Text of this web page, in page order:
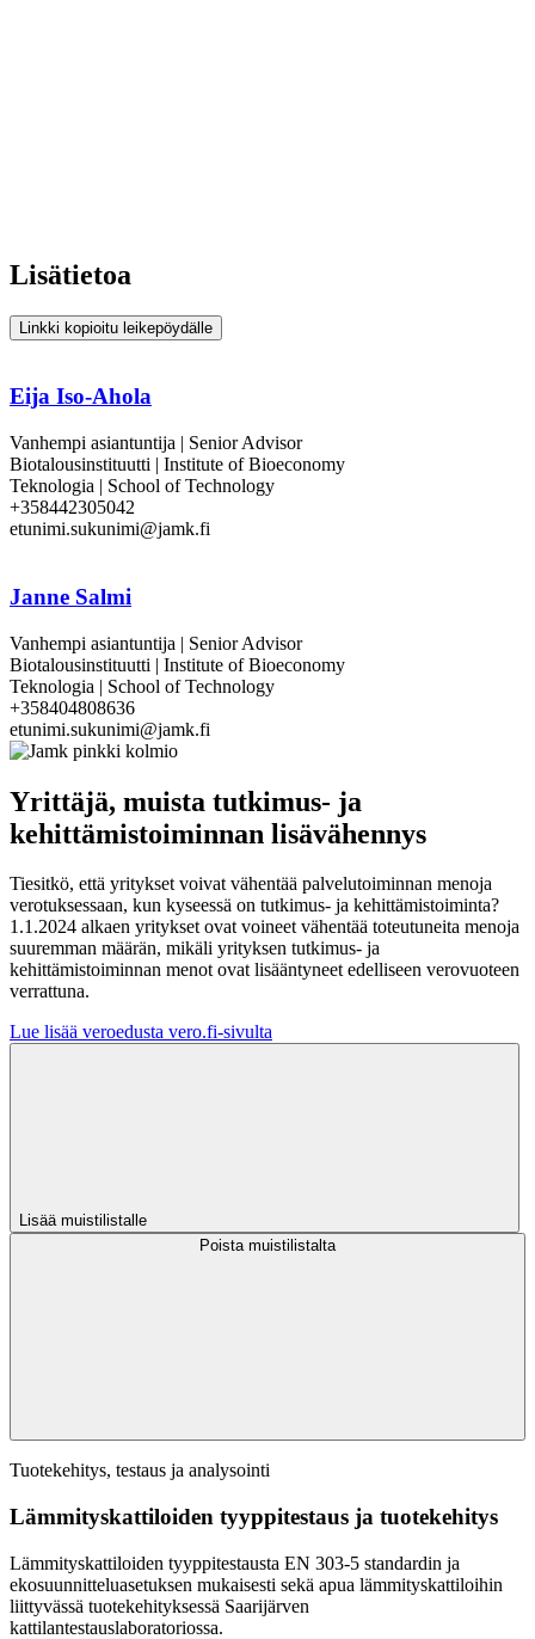
Lisätietoa
Linkki kopioitu leikepöydälle
Eija Iso-Ahola
Vanhempi asiantuntija | Senior Advisor
Biotalousinstituutti | Institute of Bioeconomy
Teknologia | School of Technology
+358442305042
etunimi.sukunimi@jamk.fi
Janne Salmi
Vanhempi asiantuntija | Senior Advisor
Biotalousinstituutti | Institute of Bioeconomy
Teknologia | School of Technology
+358404808636
etunimi.sukunimi@jamk.fi
Yrittäjä, muista tutkimus- ja
kehittämistoiminnan lisävähennys
Tiesitkö, että yritykset voivat vähentää palvelutoiminnan menoja
verotuksessaan, kun kyseessä on tutkimus- ja kehittämistoiminta?
1.1.2024 alkaen yritykset ovat voineet vähentää toteutuneita menoja
suuremman määrän, mikäli yrityksen tutkimus- ja
kehittämistoiminnan menot ovat lisääntyneet edelliseen verovuoteen
verrattuna.
Lue lisää veroedusta vero.fi-sivulta
Lisää muistilistalle
Poista muistilistalta
Tuotekehitys, testaus ja analysointi
Lämmityskattiloiden tyyppitestaus ja tuotekehitys
Lämmityskattiloiden tyyppitestausta EN 303-5 standardin ja
ekosuunnitteluasetuksen mukaisesti sekä apua lämmityskattiloihin
liittyvässä tuotekehityksessä Saarijärven
kattilantestauslaboratoriossa.